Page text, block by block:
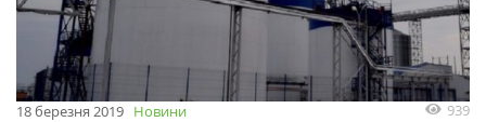
18 березня 2019 Новини 939